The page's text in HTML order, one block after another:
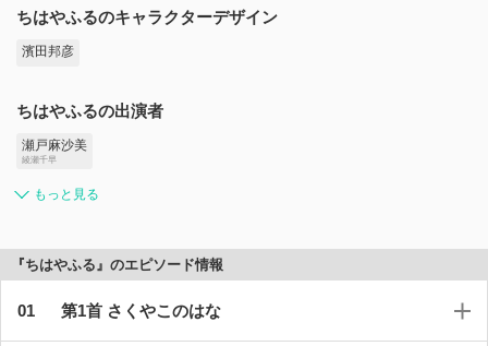
ちはやふるのキャラクターデザイン
濱田邦彦
ちはやふるの出演者
瀬戸麻沙美
綾瀬千早
もっと見る
『ちはやふる』のエピソード情報
第1首 さくやこのはな